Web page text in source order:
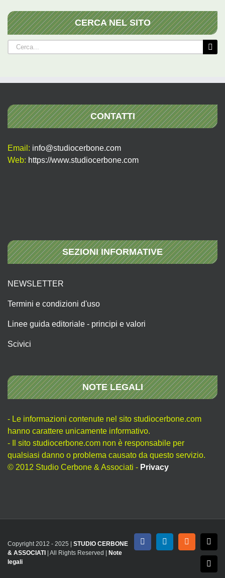
CERCA NEL SITO
Cerca
per:
CONTATTI
Email: info@studiocerbone.com
Web: https://www.studiocerbone.com
SEZIONI INFORMATIVE
NEWSLETTER
Termini e condizioni d'uso
Linee guida editoriale - principi e valori
Scivici
NOTE LEGALI
- Le informazioni contenute nel sito studiocerbone.com
hanno carattere unicamente informativo.
- Il sito studiocerbone.com non è responsabile per
qualsiasi danno o problema causato da questo servizio.
© 2012 Studio Cerbone & Associati - Privacy
Copyright 2012 - 2025 | STUDIO CERBONE
& ASSOCIATI
| All Rights Reserved |
Note
legali
FacebookLinkedInRss X